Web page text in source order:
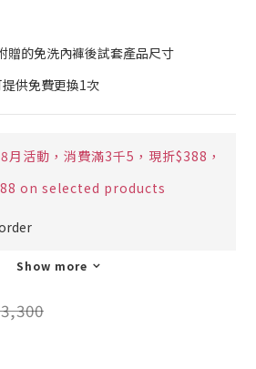
贈的免洗內褲後試套產品尺寸
供免費更換1次
8月活動，消費滿3千5，現折$388，
on selected products
Show more